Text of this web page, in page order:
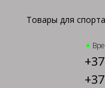
Товары для